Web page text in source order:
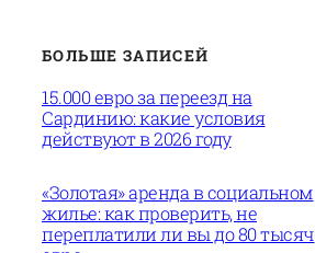
БОЛЬШЕ ЗАПИСЕЙ
15.000 евро за переезд на
Сардинию: какие условия
действуют в 2026 году
«Золотая» аренда в социальном
жилье: как проверить, не
переплатили ли вы до 80 тысяч